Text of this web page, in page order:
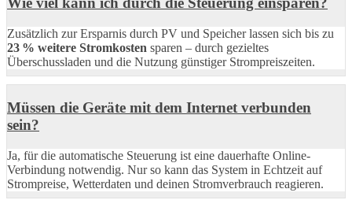
Zusätzlich zur Ersparnis durch PV und Speicher lassen sich bis zu
23 % weitere Stromkosten sparen – durch gezieltes
Überschussladen und die Nutzung günstiger Strompreiszeiten.
Müssen die Geräte mit dem Internet verbunden
sein?
Ja, für die automatische Steuerung ist eine dauerhafte Online-
Verbindung notwendig. Nur so kann das System in Echtzeit auf
Strompreise, Wetterdaten und deinen Stromverbrauch reagieren.